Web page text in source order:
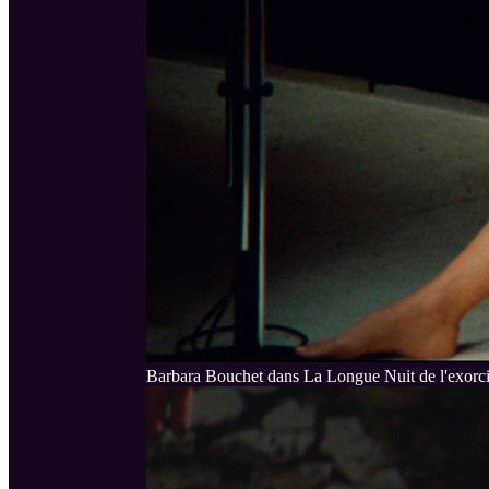
Barbara Bouchet dans La Longue Nuit de